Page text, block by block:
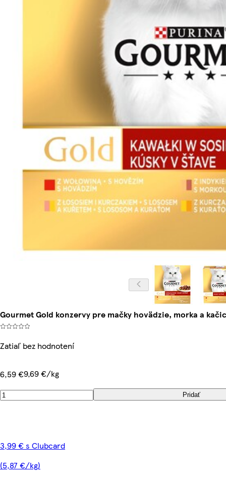
Gourmet Gold konzervy pre mačky hovädzie, morka a
Zatiaľ bez hodnotení
6,59 €9,69 €/kg
Pridať
3,99 € s Clubcard
(5,87 €/kg)